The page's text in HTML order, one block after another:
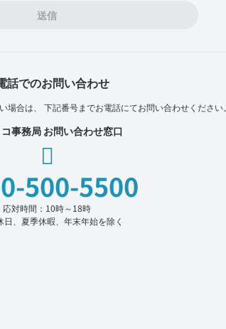
送信
話でのお問い合わせ
場合は、 下記番号までお電話にてお問い合わせください。
事務局 お問い合わせ窓口
500-5500
応対時間：10時～18時
日、夏季休暇、年末年始を除く